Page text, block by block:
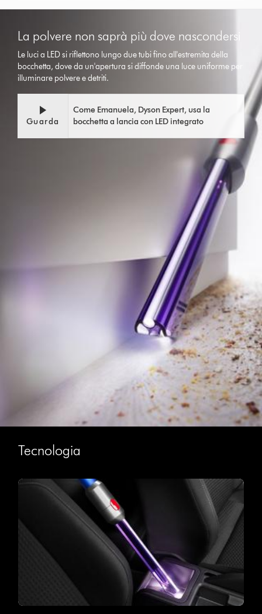
La polvere non saprà più dove nascondersi
Le luci a LED si riflettono lungo due tubi fino all'estremita della
bocchetta, dove da un'apertura si diffonde una luce uniforme per
illuminare polvere e detriti.
Guarda
Come Emanuela, Dyson Expert, usa la
bocchetta a lancia con LED integrato
Tecnologia